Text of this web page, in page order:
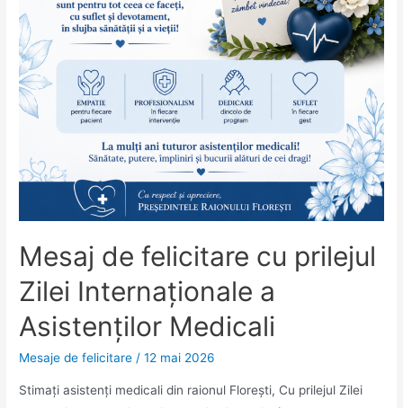
Mesaj de felicitare cu prilejul
Zilei Internaționale a
Asistenților Medicali
Mesaje de felicitare /12 mai 2026
Stimați asistenți medicali din raionul Florești, Cu prilejul Zilei